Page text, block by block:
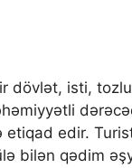
isti, tozlu
edir.
bilən qədim